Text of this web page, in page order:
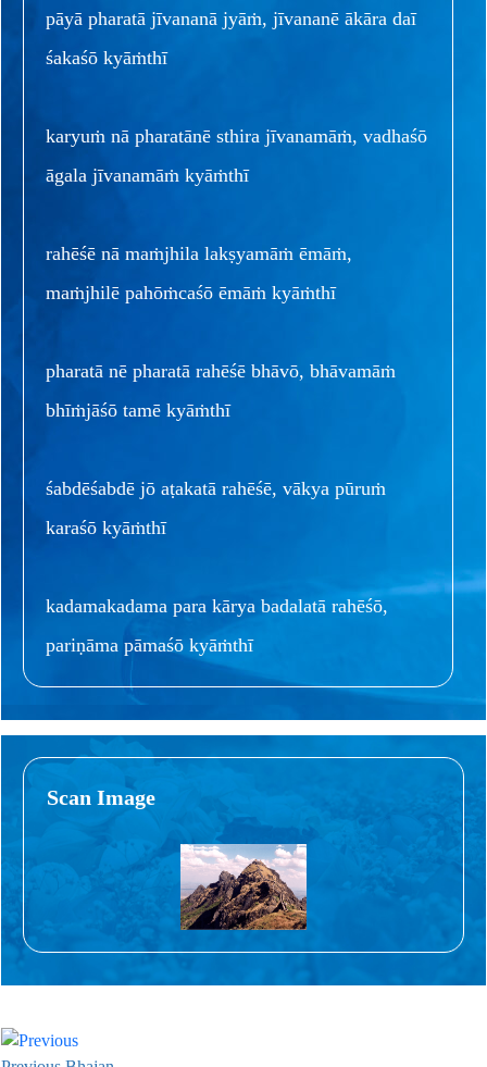
pāyā pharatā jīvananā jyāṁ, jīvananē ākāra daī
śakaśō kyāṁthī
karyuṁ nā pharatānē sthira jīvanamāṁ, vadhaśō
āgala jīvanamāṁ kyāṁthī
rahēśē nā maṁjhila lakṣyamāṁ ēmāṁ,
maṁjhilē pahōṁcaśō ēmāṁ kyāṁthī
pharatā nē pharatā rahēśē bhāvō, bhāvamāṁ
bhīṁjāśō tamē kyāṁthī
śabdēśabdē jō aṭakatā rahēśē, vākya pūruṁ
karaśō kyāṁthī
kadamakadama para kārya badalatā rahēśō,
pariṇāma pāmaśō kyāṁthī
Scan Image